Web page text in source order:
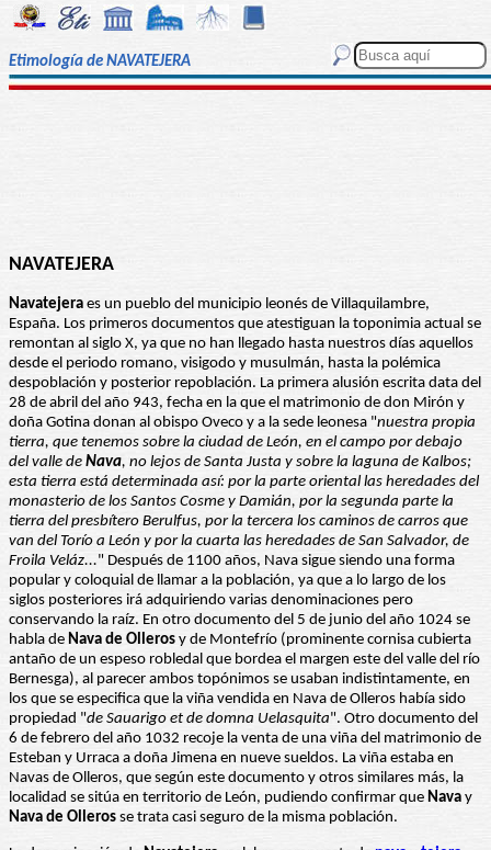
Etimología de NAVATEJERA
NAVATEJERA
Navatejera es un pueblo del municipio leonés de Villaquilambre,
España. Los primeros documentos que atestiguan la toponimia actual se
remontan al siglo X, ya que no han llegado hasta nuestros días aquellos
desde el periodo romano, visigodo y musulmán, hasta la polémica
despoblación y posterior repoblación. La primera alusión escrita data del
28 de abril del año 943, fecha en la que el matrimonio de don Mirón y
doña Gotina donan al obispo Oveco y a la sede leonesa "nuestra propia
tierra, que tenemos sobre la ciudad de León, en el campo por debajo
del valle de Nava, no lejos de Santa Justa y sobre la laguna de Kalbos;
esta tierra está determinada así: por la parte oriental las heredades del
monasterio de los Santos Cosme y Damián, por la segunda parte la
tierra del presbítero Berulfus, por la tercera los caminos de carros que
van del Torío a León y por la cuarta las heredades de San Salvador, de
Froila Veláz..." Después de 1100 años, Nava sigue siendo una forma
popular y coloquial de llamar a la población, ya que a lo largo de los
siglos posteriores irá adquiriendo varias denominaciones pero
conservando la raíz. En otro documento del 5 de junio del año 1024 se
habla de Nava de Olleros y de Montefrío (prominente cornisa cubierta
antaño de un espeso robledal que bordea el margen este del valle del río
Bernesga), al parecer ambos topónimos se usaban indistintamente, en
los que se especifica que la viña vendida en Nava de Olleros había sido
propiedad "de Sauarigo et de domna Uelasquita". Otro documento del
6 de febrero del año 1032 recoje la venta de una viña del matrimonio de
Esteban y Urraca a doña Jimena en nueve sueldos. La viña estaba en
Navas de Olleros, que según este documento y otros similares más, la
localidad se sitúa en territorio de León, pudiendo confirmar que Nava y
Nava de Olleros se trata casi seguro de la misma población.